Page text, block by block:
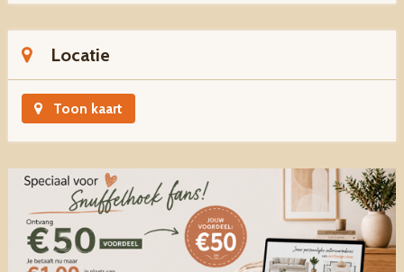
Locatie
Toon kaart